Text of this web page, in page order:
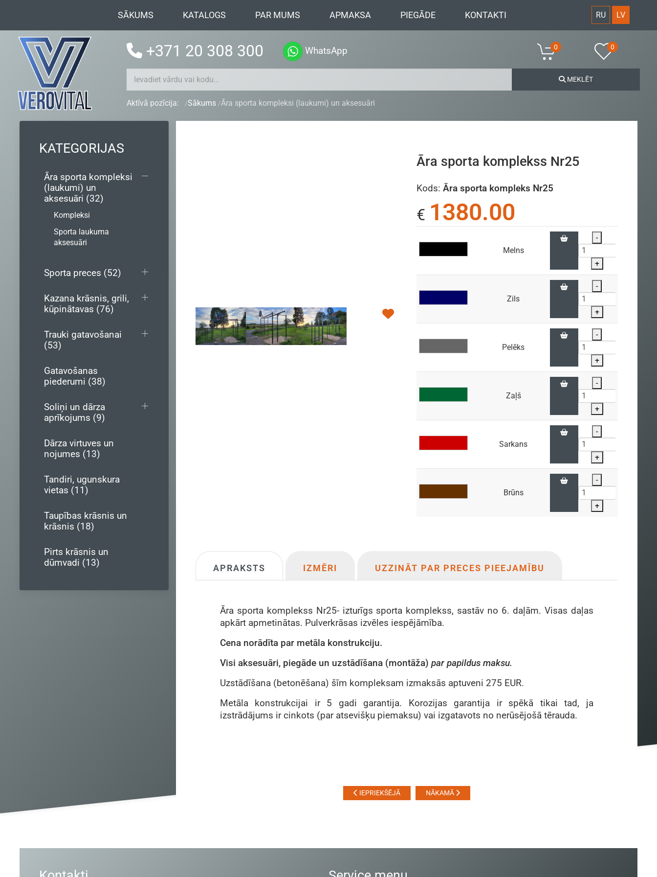
SĀKUMS KATALOGS PAR MUMS APMAKSA PIEGĀDE KONTAKTI RU LV
+371 20 308 300 WhatsApp 0 0
MEKLĒT
Aktīvā pozīcija: Sākums Āra sporta kompleksi (laukumi) un aksesuāri
KATEGORIJAS
Āra sporta kompleksi
(laukumi) un
aksesuāri (32)
Kompleksi
Sporta laukuma
aksesuāri
Sporta preces (52)
Kazana krāsnis, grili,
kūpinātavas (76)
Trauki gatavošanai
(53)
Gatavošanas
piederumi (38)
Soliņi un dārza
aprīkojums (9)
Dārza virtuves un
nojumes (13)
Tandiri, ugunskura
vietas (11)
Taupības krāsnis un
krāsnis (18)
Pirts krāsnis un
dūmvadi (13)
Āra sporta komplekss Nr25
Kods: Āra sporta kompleks Nr25
€ 1380.00
Melns
-
+
Zils
-
+
Pelēks
-
+
Zaļš
-
+
Sarkans
-
+
Brūns
-
+
APRAKSTS IZMĒRI UZZINĀT PAR PRECES PIEEJAMĪBU
Āra sporta komplekss Nr25- izturīgs sporta komplekss, sastāv no 6. daļām. Visas daļas
apkārt apmetinātas. Pulverkrāsas izvēles iespējāmība.
Cena norādītapar metāla konstrukciju.
Visi aksesuāri, piegāde un uzstādīšana (montāža) par papildus maksu.
Uzstādīšana (betonēšana) šīm kompleksam izmaksās aptuveni 275 EUR.
Metāla konstrukcijai ir 5 gadi garantija. Korozijas garantija ir spēkā tikai tad, ja
izstrādājums ir cinkots (par atsevišķu piemaksu) vai izgatavots no nerūsējošā tērauda.
IEPRIEKŠĒJĀ NĀKAMĀ